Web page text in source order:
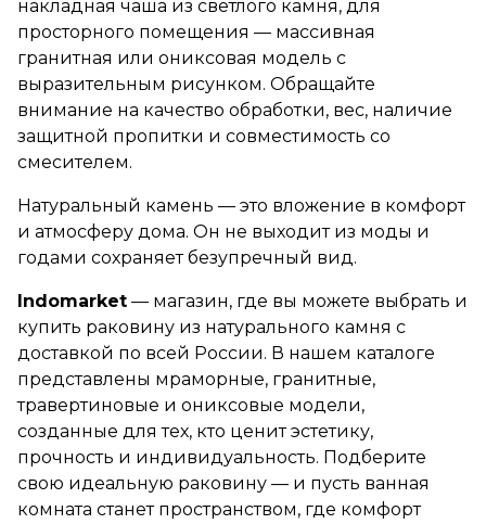
накладная чаша из светлого камня, для
просторного помещения — массивная
гранитная или ониксовая модель с
выразительным рисунком. Обращайте
внимание на качество обработки, вес, наличие
защитной пропитки и совместимость со
смесителем.
Натуральный камень — это вложение в комфорт
и атмосферу дома. Он не выходит из моды и
годами сохраняет безупречный вид.
Indomarket — магазин, где вы можете выбрать и
купить раковину из натурального камня с
доставкой по всей России. В нашем каталоге
представлены мраморные, гранитные,
травертиновые и ониксовые модели,
созданные для тех, кто ценит эстетику,
прочность и индивидуальность. Подберите
свою идеальную раковину — и пусть ванная
комната станет пространством, где комфорт